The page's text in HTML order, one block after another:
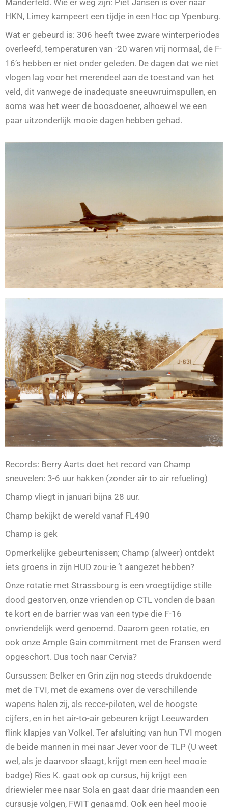
HKN, Limey kampeert een tijdje in een Hoc op Ypenburg.
Wat er gebeurd is: 306 heeft twee zware winterperiodes
overleefd, temperaturen van -20 waren vrij normaal, de F-
16’s hebben er niet onder geleden. De dagen dat we niet
vlogen lag voor het merendeel aan de toestand van het
veld, dit vanwege de inadequate sneeuwruimspullen, en
soms was het weer de boosdoener, alhoewel we een
paar uitzonderlijk mooie dagen hebben gehad.
Records: Berry Aarts doet het record van Champ
sneuvelen: 3-6 uur hakken (zonder air to air refueling)
Champ vliegt in januari bijna 28 uur.
Champ bekijkt de wereld vanaf FL490
Champ is gek
Opmerkelijke gebeurtenissen; Champ (alweer) ontdekt
iets groens in zijn HUD zou-ie ’t aangezet hebben?
Onze rotatie met Strassbourg is een vroegtijdige stille
dood gestorven, onze vrienden op CTL vonden de baan
te kort en de barrier was van een type die F-16
onvriendelijk werd genoemd. Daarom geen rotatie, en
ook onze Ample Gain commitment met de Fransen werd
opgeschort. Dus toch naar Cervia?
Cursussen: Belker en Grin zijn nog steeds drukdoende
met de TVI, met de examens over de verschillende
wapens halen zij, als recce-piloten, wel de hoogste
cijfers, en in het air-to-air gebeuren krijgt Leeuwarden
flink klapjes van Volkel. Ter afsluiting van hun TVI mogen
de beide mannen in mei naar Jever voor de TLP (U weet
wel, als je daarvoor slaagt, krijgt men een heel mooie
badge) Ries K. gaat ook op cursus, hij krijgt een
driewieler mee naar Sola en gaat daar drie maanden een
cursusje volgen, FWIT genaamd. Ook een heel mooie